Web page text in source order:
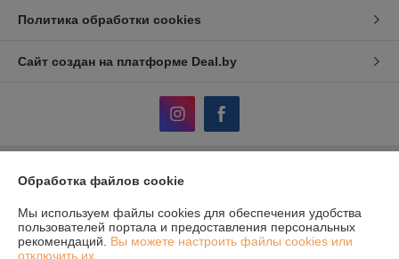
Политика обработки cookies
Сайт создан на платформе Deal.by
Информация для покупателя
Юридическое лицо: ЧТУП «АвтоДСтехно»
г. Минск, ул. Тимирязева, 10-211
Регистрационный номер ЕГР: 690849380
Обработка файлов cookie
Мы используем файлы cookies для обеспечения удобства
пользователей портала и предоставления персональных
рекомендаций. Вы можете настроить файлы cookies или
отключить их.